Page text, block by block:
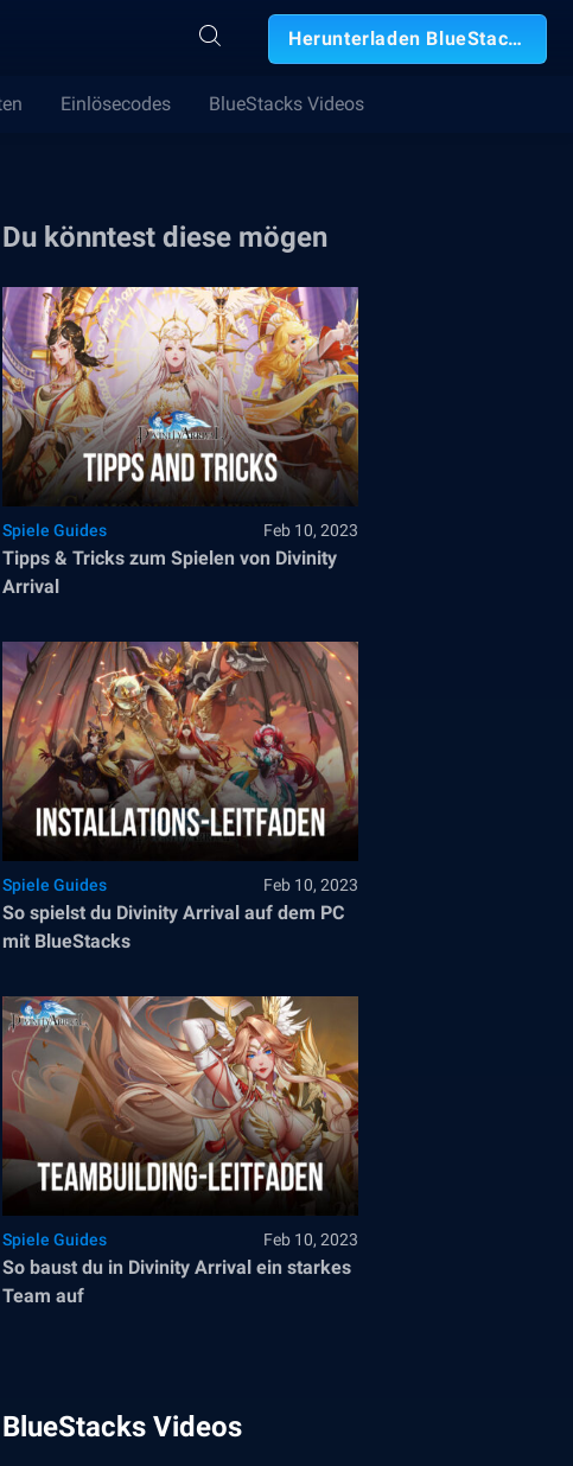
Herunterladen BlueStacks
Einlösecodes BlueStacks Videos
Du könntest diese mögen
Spiele Guides Feb 10, 2023
Tipps & Tricks zum Spielen von Divinity
Arrival
Spiele Guides Feb 10, 2023
So spielst du Divinity Arrival auf dem PC
mit BlueStacks
Spiele Guides Feb 10, 2023
So baust du in Divinity Arrival ein starkes
Team auf
BlueStacks Videos